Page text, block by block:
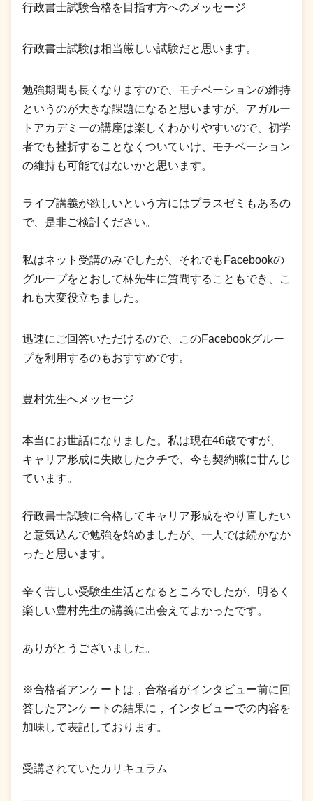
行政書士試験合格を目指す方へのメッセージ
行政書士試験は相当厳しい試験だと思います。
勉強期間も長くなりますので、モチベーションの維持
というのが大きな課題になると思いますが、アガルー
トアカデミーの講座は楽しくわかりやすいので、初学
者でも挫折することなくついていけ、モチベーション
の維持も可能ではないかと思います。
ライブ講義が欲しいという方にはプラスゼミもあるの
で、是非ご検討ください。
私はネット受講のみでしたが、それでもFacebookの
グループをとおして林先生に質問することもでき、こ
れも大変役立ちました。
迅速にご回答いただけるので、このFacebookグルー
プを利用するのもおすすめです。
豊村先生へメッセージ
本当にお世話になりました。私は現在46歳ですが、
キャリア形成に失敗したクチで、今も契約職に甘んじ
ています。
行政書士試験に合格してキャリア形成をやり直したい
と意気込んで勉強を始めましたが、一人では続かなか
ったと思います。
辛く苦しい受験生生活となるところでしたが、明るく
楽しい豊村先生の講義に出会えてよかったです。
ありがとうございました。
※合格者アンケートは，合格者がインタビュー前に回
答したアンケートの結果に，インタビューでの内容を
加味して表記しております。
受講されていたカリキュラム